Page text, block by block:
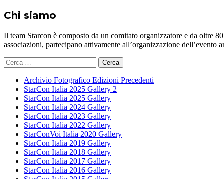
Chi siamo
Il team Starcon è composto da un comitato organizzatore e da oltre
associazioni, partecipano attivamente all’organizzazione
Ricerca
per:
Archivio Fotografico Edizioni Precedenti
StarCon Italia 2025 Gallery 2
StarCon Italia 2025 Gallery
StarCon Italia 2024 Gallery
StarCon Italia 2023 Gallery
StarCon Italia 2022 Gallery
StarConVoi Italia 2020 Gallery
StarCon Italia 2019 Gallery
StarCon Italia 2018 Gallery
StarCon Italia 2017 Gallery
StarCon Italia 2016 Gallery